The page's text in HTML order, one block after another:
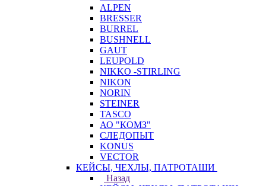
ALPEN
BRESSER
BURREL
BUSHNELL
GAUT
LEUPOLD
NIKKO -STIRLING
NIKON
NORIN
STEINER
TASCO
АО "КОМЗ"
СЛЕДОПЫТ
KONUS
VECTOR
КЕЙСЫ, ЧЕХЛЫ, ПАТРОТАШИ
Назад